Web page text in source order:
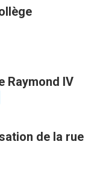
Raymond IV
de la rue